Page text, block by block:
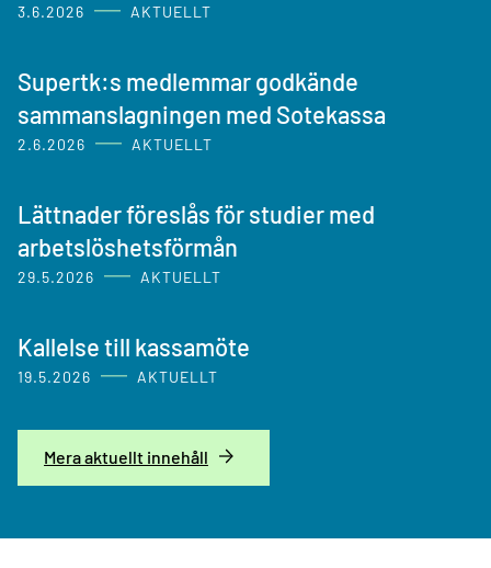
3.6.2026 AKTUELLT
Supertk:s medlemmar godkände
sammanslagningen med Sotekassa
2.6.2026 AKTUELLT
Lättnader föreslås för studier med
arbetslöshetsförmån
29.5.2026 AKTUELLT
Kallelse till kassamöte
19.5.2026 AKTUELLT
Mera aktuellt innehåll